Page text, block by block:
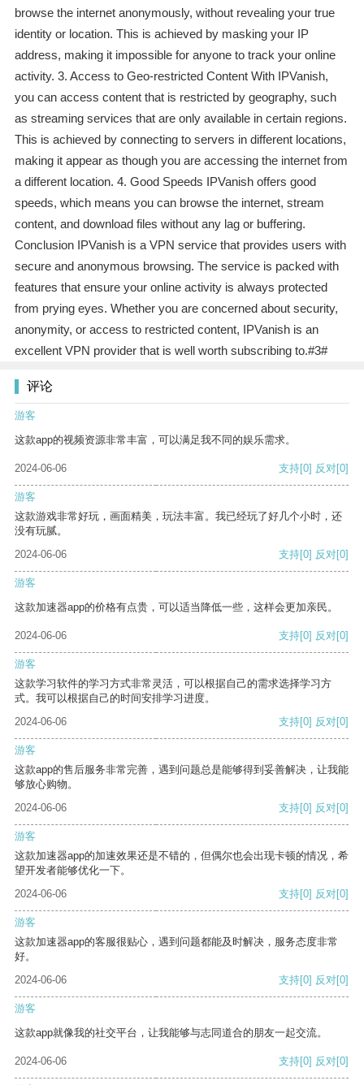
browse the internet anonymously, without revealing your true
identity or location. This is achieved by masking your IP
address, making it impossible for anyone to track your online
activity. 3. Access to Geo-restricted Content With IPVanish,
you can access content that is restricted by geography, such
as streaming services that are only available in certain regions.
This is achieved by connecting to servers in different locations,
making it appear as though you are accessing the internet from
a different location. 4. Good Speeds IPVanish offers good
speeds, which means you can browse the internet, stream
content, and download files without any lag or buffering.
Conclusion IPVanish is a VPN service that provides users with
secure and anonymous browsing. The service is packed with
features that ensure your online activity is always protected
from prying eyes. Whether you are concerned about security,
anonymity, or access to restricted content, IPVanish is an
excellent VPN provider that is well worth subscribing to.#3#
评论
游客
这款app的视频资源非常丰富，可以满足我不同的娱乐需求。
2024-06-06 支持[0] 反对[0]
游客
这款游戏非常好玩，画面精美，玩法丰富。我已经玩了好几个小时，还
没有玩腻。
2024-06-06
支持[0] 反对[0]
游客
这款加速器app的价格有点贵，可以适当降低一些，这样会更加亲民。
2024-06-06 支持[0] 反对[0]
游客
这款学习软件的学习方式非常灵活，可以根据自己的需求选择学习方
式。我可以根据自己的时间安排学习进度。
2024-06-06
支持[0] 反对[0]
游客
这款app的售后服务非常完善，遇到问题总是能够得到妥善解决，让我能
够放心购物。
2024-06-06
支持[0] 反对[0]
游客
这款加速器app的加速效果还是不错的，但偶尔也会出现卡顿的情况，希
望开发者能够优化一下。
2024-06-06
支持[0] 反对[0]
游客
这款加速器app的客服很贴心，遇到问题都能及时解决，服务态度非常
好。
2024-06-06
支持[0] 反对[0]
游客
这款app就像我的社交平台，让我能够与志同道合的朋友一起交流。
2024-06-06 支持[0] 反对[0]